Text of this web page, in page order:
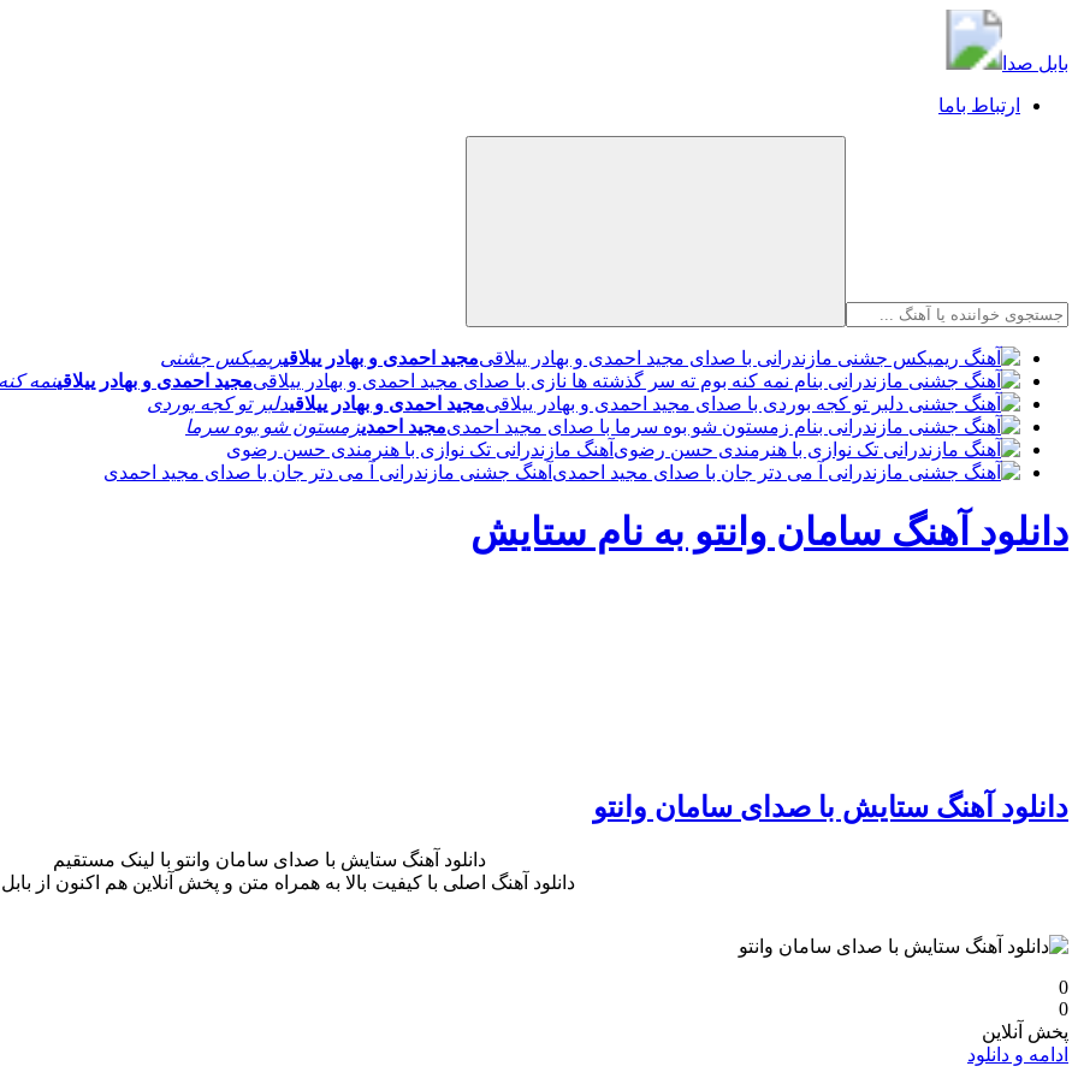
بابل صدا
ارتباط باما
مجید احمدی و بهادر ییلاقیریمیکس جشنی
مجید احمدی و بهادر ییلاقینمه
مجید احمدی و بهادر ییلاقیدلبر تو کجه بوردی
مجید احمدیزمستون شو بوه سرما
آهنگ مازندرانی تک نوازی با هنرمندی حسن رضوی
آهنگ جشنی مازندرانی آ می دتر جان با صدای مجید احمدی
دانلود آهنگ سامان وانتو به نام ستایش
دانلود آهنگ ستایش با صدای سامان وانتو
دانلود آهنگ ستایش با صدای سامان وانتو با لینک مستقیم
دانلود آهنگ اصلی با کیفیت بالا به همراه متن و پخش آنلاین هم اکنون از
0
0
پخش آنلاین
ادامه و دانلود